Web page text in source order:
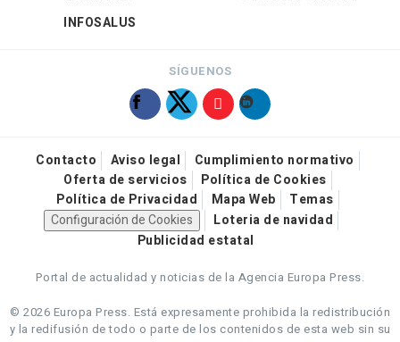
INFOSALUS
SÍGUENOS
Contacto Aviso legal
Cumplimiento normativo
Oferta de servicios
Política de Cookies
Política de Privacidad
Mapa Web
Temas
Configuración de Cookies
Loteria de navidad
Publicidad estatal
Portal de actualidad y noticias de la Agencia Europa Press.
© 2026 Europa Press. Está expresamente prohibida la redistribución
y la redifusión de todo o parte de los contenidos de esta web sin su